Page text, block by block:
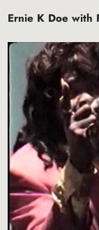
Ernie K Doe with